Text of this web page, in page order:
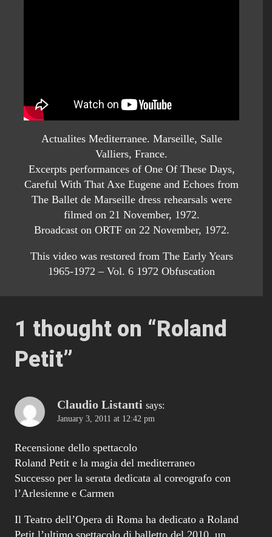
The Ballet de Marseille dress rehearsals were
filmed on 21 November, 1972.
Broadcast on ORTF on 22 November, 1972.
This video was restored from The Early Years
1965-1972 – Vol. 6 1972 Obfuscation
1 thought on “Roland
Petit”
January 3, 2011 at 12:42 pm
Recensione dello spettacolo
l’Arlesienne e Carmen
Il Teatro dell’Opera di Roma ha dedicato a Roland
Petit l’ultimo spettacolo di balletto del 2010, un
anno particolare per il teatro lirico romano, che ha
visto l’affermarsi del nuovo corso nella conduzione
artistica del teatro sia riguardo all’opera sia al
Proprio in quest’ultima disciplina si sono verificate e